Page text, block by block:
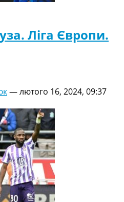
Ліга Європи.
—лютого 16, 2024, 09:37